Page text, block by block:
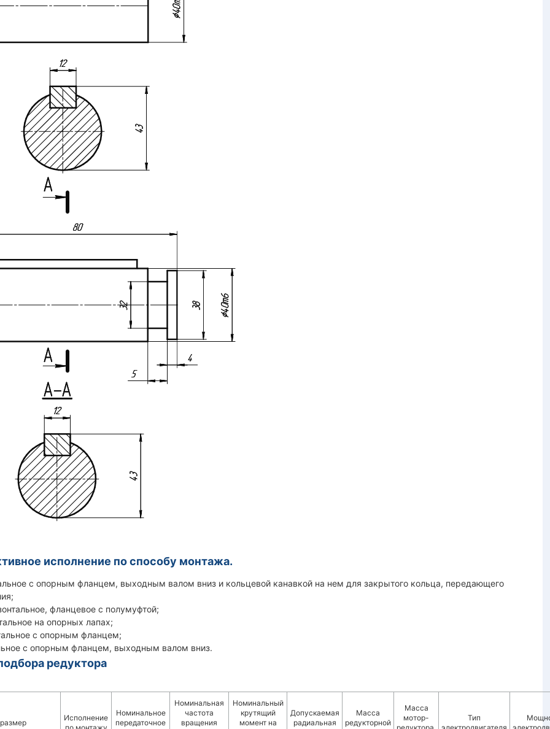
исполнение по способу монтажа.
с опорным фланцем, выходным валом вниз и кольцевой канавкой на нем для закрытого кольца, передающего
фланцевое с полумуфтой;
на опорных лапах;
с опорным фланцем;
с опорным фланцем, выходным валом вниз.
редуктора
Исполнение
Номинальное
передаточное
Номинальная
частота
вращения
Номинальный
крутящий
момент на
Допускаемая
радиальная
Масса
редукторной
Масса
мотор-
Тип